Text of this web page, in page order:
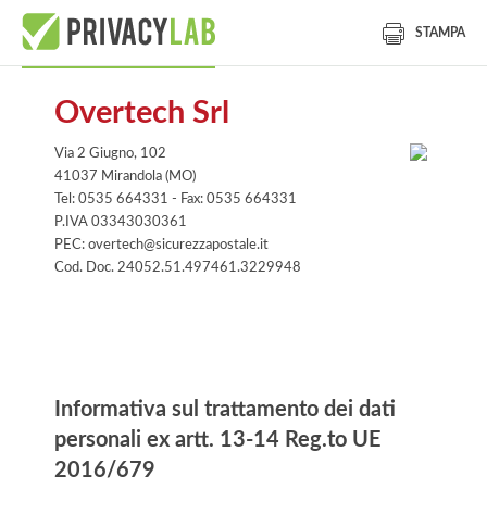
STAMPA
Overtech Srl
Via 2 Giugno, 102
41037 Mirandola (MO)
Tel: 0535 664331 - Fax: 0535 664331
P.IVA 03343030361
PEC: overtech@sicurezzapostale.it
Cod. Doc. 24052.51.497461.3229948
Informativa sul trattamento dei dati
personali ex artt. 13-14 Reg.to UE
2016/679